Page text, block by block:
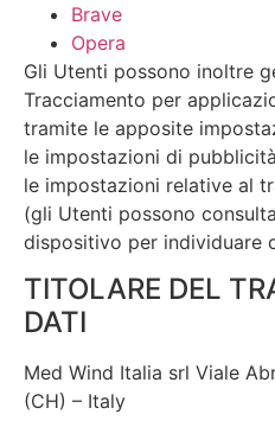
Brave
Opera
Gli Utenti possono inoltre
Tracciamento per
tramite le apposite
le impostazioni di
le impostazioni relative al
(gli Utenti possono
dispositivo per individuare
TITOLARE DEL
DATI
Med Wind Italia srl Viale
(CH) – Italy